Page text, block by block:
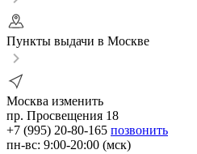
Пункты выдачи в Москве
Москва изменить
пр. Просвещения 18
+7 (995) 20-80-165 позвонить
пн-вс: 9:00-20:00 (мск)